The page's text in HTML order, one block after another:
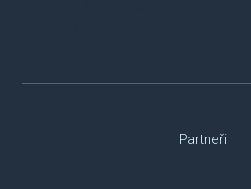
Partneři